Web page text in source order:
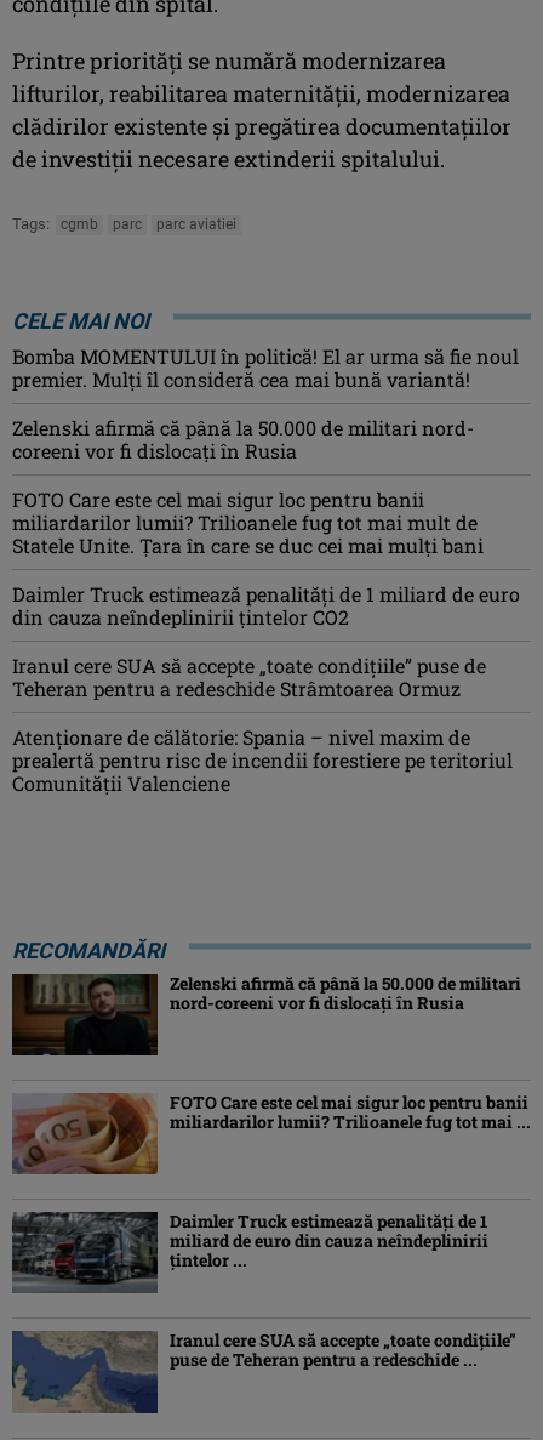
Printre priorităţi se numără modernizarea
lifturilor, reabilitarea maternităţii, modernizarea
clădirilor existente şi pregătirea documentaţiilor
de investiţii necesare extinderii spitalului.
Tags: cgmb parc parc aviatiei
CELE MAI NOI
Bomba MOMENTULUI în politică! El ar urma să fie noul
premier. Mulți îl consideră cea mai bună variantă!
Zelenski afirmă că până la 50.000 de militari nord-
coreeni vor fi dislocaţi în Rusia
FOTO Care este cel mai sigur loc pentru banii
miliardarilor lumii? Trilioanele fug tot mai mult de
Statele Unite. Țara în care se duc cei mai mulți bani
Daimler Truck estimează penalități de 1 miliard de euro
din cauza neîndeplinirii țintelor CO2
Iranul cere SUA să accepte „toate condiţiile” puse de
Teheran pentru a redeschide Strâmtoarea Ormuz
Atenţionare de călătorie: Spania – nivel maxim de
prealertă pentru risc de incendii forestiere pe teritoriul
Comunităţii Valenciene
RECOMANDĂRI
Zelenski afirmă că până la 50.000 de militari
nord-coreeni vor fi dislocaţi în Rusia
FOTO Care este cel mai sigur loc pentru banii
miliardarilor lumii? Trilioanele fug tot mai ...
Daimler Truck estimează penalități de 1
miliard de euro din cauza neîndeplinirii
țintelor ...
Iranul cere SUA să accepte „toate condiţiile”
puse de Teheran pentru a redeschide ...